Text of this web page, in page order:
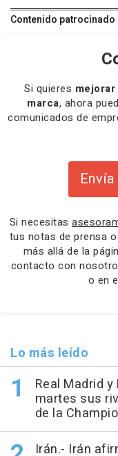
Contenido patrocinado
Si quieres
marca, ahora
comunicados de
Si necesitas
tus notas de prensa o
más allá de la
contacto con
o en
Lo más leído
Real Madrid
martes sus
de la
Irán.- Irán